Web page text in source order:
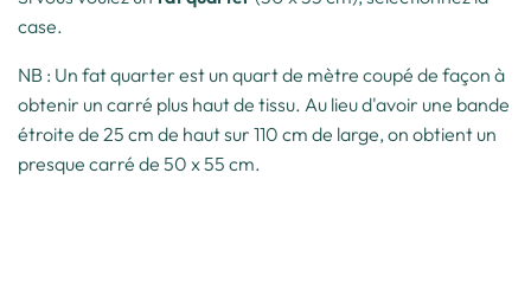
case.
NB : Un fat quarter est un quart de mètre coupé de façon à
obtenir un carré plus haut de tissu. Au lieu d'avoir une bande
étroite de 25 cm de haut sur 110 cm de large, on obtient un
presque carré de 50 x 55 cm.